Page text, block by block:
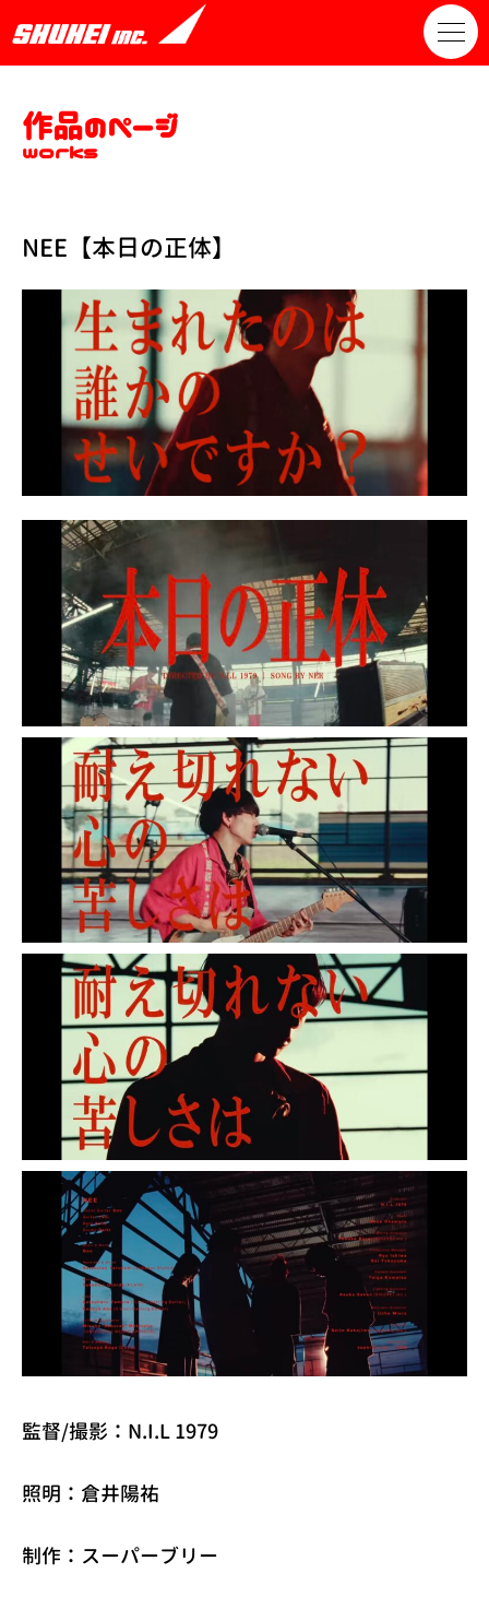
作品のページ
works
NEE【本日の正体】
監督/撮影：N.I.L 1979
照明：倉井陽祐
制作：スーパーブリー